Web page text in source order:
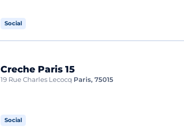
Social
Creche Paris 15
19 Rue Charles Lecocq Paris, 75015
Social